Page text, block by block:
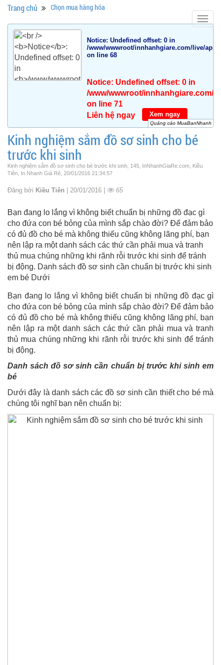
Trang chủ Chọn mua hàng hóa
Notice: Undefined offset: 0 in
/www/wwwroot/innhanhgiare.com/live/
on line 68
Notice: Undefined offset: 0 in
/www/wwwroot/innhanhgiare.com/
on line 71
Liên hệ ngay
Xem ngay
Quảng cáo MuaBanNhanh
Kinh nghiệm sắm đồ sơ sinh cho bé
trước khi sinh
Kinh nghiệm sắm đồ sơ sinh cho bé trước khi sinh, 145, InNhanhGiaRe.com, Kiều
Tiên, In Nhanh Giá Rẻ, 20/01/2016 21:34:57
Đăng bởi Kiều Tiên | 20/01/2016 | 65
Bạn đang lo lắng vì không biết chuẩn bị những đồ đạc gì
cho đứa con bé bỏng của mình sắp chào đời? Để đảm bảo
có đủ đồ cho bé mà không thiếu cũng không lãng phí, bạn
nên lập ra một danh sách các thứ cần phải mua và tranh
thủ mua chúng những khi rãnh rỗi trước khi sinh để tránh
bị động. Danh sách đồ sơ sinh cần chuẩn bị trước khi sinh
em bé Dưới
Bạn đang lo lắng vì không biết chuẩn bị những đồ đạc gì
cho đứa con bé bỏng của mình sắp chào đời? Để đảm bảo
có đủ đồ cho bé mà không thiếu cũng không lãng phí, bạn
nên lập ra một danh sách các thứ cần phải mua và tranh
thủ mua chúng những khi rãnh rỗi trước khi sinh để tránh
bị động.
Danh sách đồ sơ sinh cần chuẩn bị trước khi sinh em
bé
Dưới đây là danh sách các đồ sơ sinh cần thiết cho bé mà
chúng tôi nghĩ bạn nên chuẩn bị: